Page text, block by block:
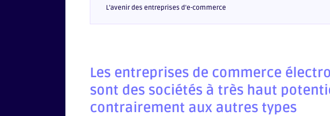
L’avenir des entreprises d’e-commerce
Les entreprises de commerce
sont des sociétés à très haut
contrairement aux autres types